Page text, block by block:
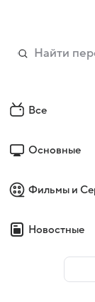
Все
Основные
Фильмы и
Новостные